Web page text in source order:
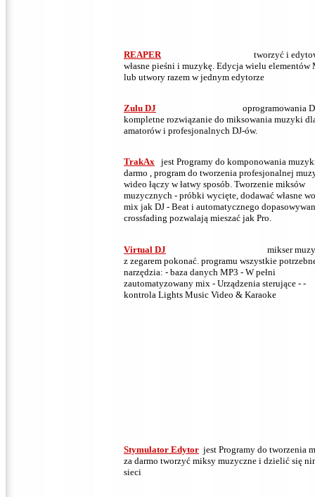
REAPER
tworzyć i
własne pieśni i muzykę. Edycja wielu elementów
lub utwory razem w jednym edytorze
Zulu DJ
oprogramowania
kompletne rozwiązanie do miksowania muzyki
amatorów i profesjonalnych DJ-ów.
TrakAx jest Programy do komponowania
darmo , program do tworzenia profesjonalnej
wideo łączy w łatwy sposób. Tworzenie miksów
muzycznych - próbki wycięte, dodawać własne
mix jak DJ - Beat i automatycznego
crossfading pozwalają mieszać jak Pro.
Virtual DJ
mikser
z zegarem pokonać. programu wszystkie
narzędzia: - baza danych MP3 - W pełni
zautomatyzowany mix - Urządzenia sterujące - -
kontrola Lights Music Video & Karaoke
Stymulator Edytor jest Programy do tworzenia
za darmo tworzyć miksy muzyczne i dzielić się
sieci